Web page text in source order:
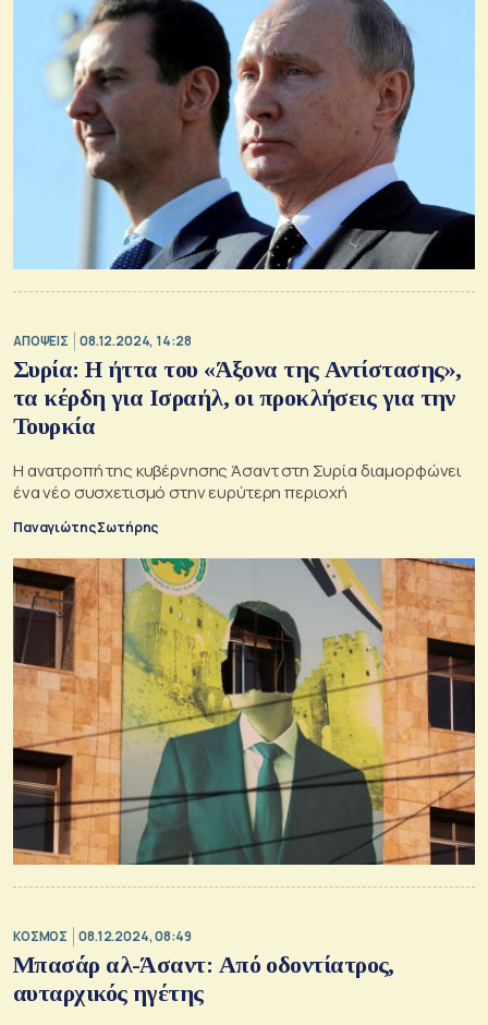
ΑΠΟΨΕΙΣ 08.12.2024, 14:28
Συρία: H ήττα του «Άξονα της Αντίστασης»,
τα κέρδη για Ισραήλ, οι προκλήσεις για την
Τουρκία
Η ανατροπή της κυβέρνησης Άσαντ στη Συρία διαμορφώνει
ένα νέο συσχετισμό στην ευρύτερη περιοχή
Παναγιώτης Σωτήρης
ΚΟΣΜΟΣ 08.12.2024, 08:49
Μπασάρ αλ-Άσαντ: Από οδοντίατρος,
αυταρχικός ηγέτης